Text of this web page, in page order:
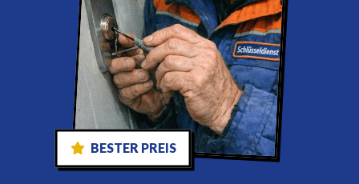
BESTER PREIS